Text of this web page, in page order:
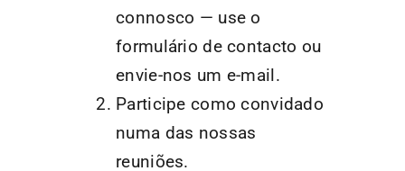
connosco — use o
formulário de contacto ou
envie-nos um e-mail.
Participe como convidado
numa das nossas
reuniões.